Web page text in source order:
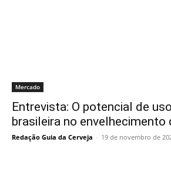
Mercado
Entrevista: O potencial de
brasileira no envelhecimento
Redação Guia da Cerveja - 19 de novembro de